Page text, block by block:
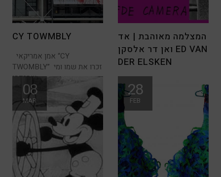
CY TOWMBLY
TWOMBLY” זכרו את שמו ומי
שמזדמן
המצלמה מאוהבת | אד
ואן דר אלסקן ED VAN
DER ELSKEN
להיות צלם זאת דרך חיים,
כשמתרגלים לראות את החיים
דרך
08
MAR 28
FEB